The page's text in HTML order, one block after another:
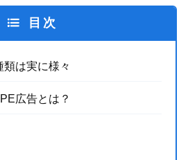
目次
類は実に様々
広告とは？